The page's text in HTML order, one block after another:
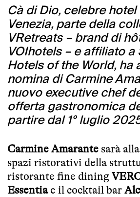
Cà di Dio, celebre
Venezia, parte della
VRetreats – brand di
VOIhotels – e affiliato
Hotels of the World, ha
nomina di Carmine
nuovo executive chef
offerta gastronomica
partire dal 1° luglio
Carmine Amarante sarà
spazi ristorativi della
ristorante fine dining
Essentiae il cocktail bar